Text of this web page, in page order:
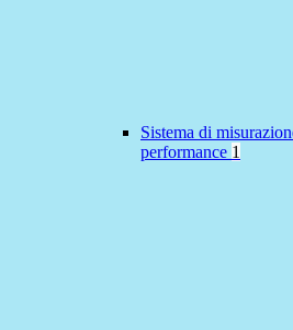
Sistema di
performance 1